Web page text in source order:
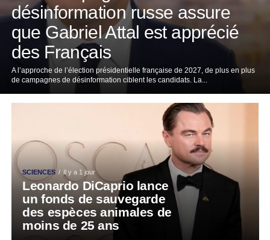
désinformation russe assure
que Gabriel Attal est apprécié
des Français
A l’approche de l’élection présidentielle française de 2027, de plus en plus
de campagnes de désinformation ciblent les candidats. La...
SCIENCES Il y a 1 jour
Leonardo DiCaprio lance
un fonds de sauvegarde
des espèces animales de
moins de 25 ans